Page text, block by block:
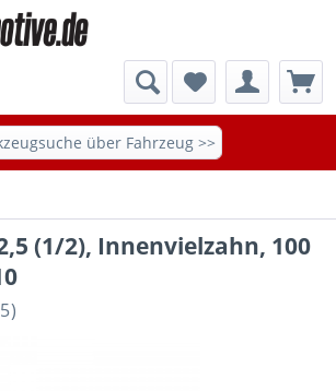
über Fahrzeug >>
(1/2), Innenvielzahn, 100
5)